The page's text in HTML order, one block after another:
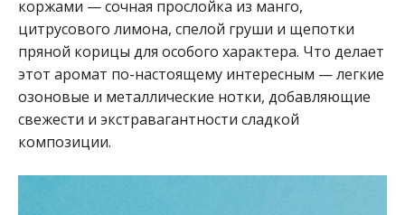
коржами — сочная прослойка из манго,
цитрусового лимона, спелой груши и щепотки
пряной корицы для особого характера. Что делает
этот аромат по-настоящему интересным — легкие
озоновые и металлические нотки, добавляющие
свежести и экстравагантности сладкой
композиции.